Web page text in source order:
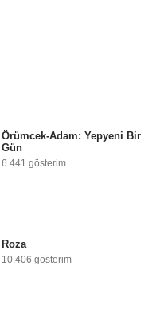
Örümcek-Adam: Yepyeni Bir
Gün
6.441 gösterim
Roza
10.406 gösterim